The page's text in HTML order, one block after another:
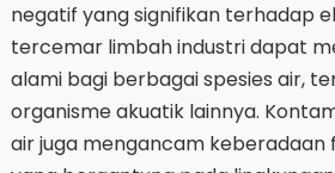
negatif yang signifikan terhadap
tercemar limbah industri dapat
alami bagi berbagai spesies air,
organisme akuatik lainnya.
air juga mengancam keberadaan